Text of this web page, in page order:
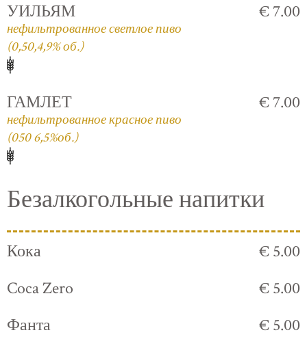
УИЛЬЯМ
нефильтрованное светлое пиво
(0,50,4,9% об.)
€ 7.00
ГАМЛЕТ
нефильтрованное красное пиво
(050 6,5%об.)
€ 7.00
Безалкогольные напитки
Кока
€ 5.00
Coca Zero
€ 5.00
Фанта
€ 5.00